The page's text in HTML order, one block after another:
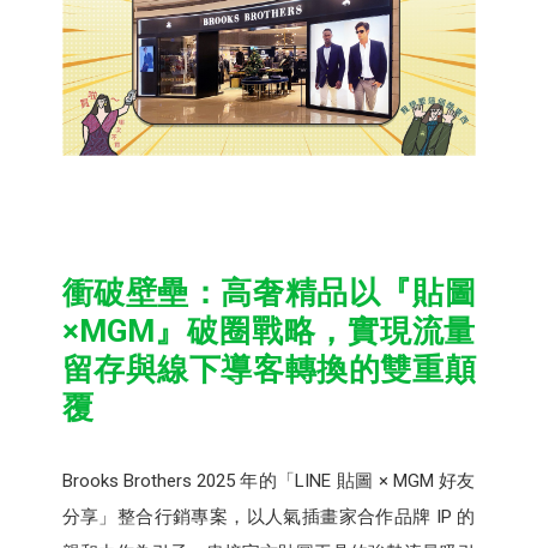
衝破壁壘：高奢精品以『貼圖
×MGM』破圈戰略，實現流量
留存與線下導客轉換的雙重顛
覆
Brooks Brothers 2025 年的「LINE 貼圖 × MGM 好友
分享」整合行銷專案，以人氣插畫家合作品牌 IP 的